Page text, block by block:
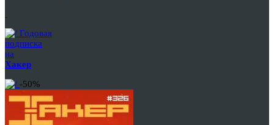
Годовая
подписка
на
Хакер
-50%